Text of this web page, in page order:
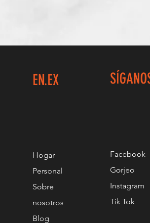
EN.EX
Hogar
Personal
Sobre
nosotros
Blog
Facebook
Gorjeo
Instagram
Tik Tok